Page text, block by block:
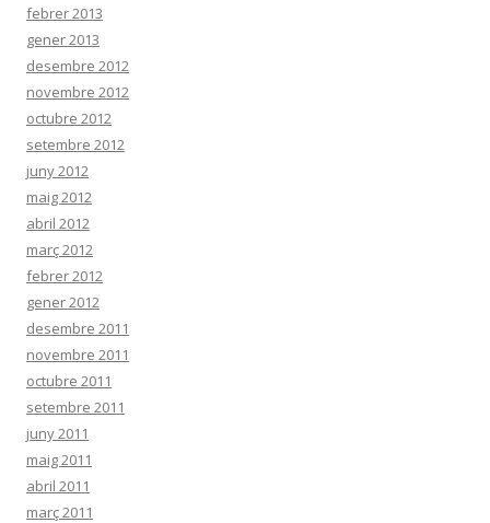
febrer 2013
gener 2013
desembre 2012
novembre 2012
octubre 2012
setembre 2012
juny 2012
maig 2012
abril 2012
març 2012
febrer 2012
gener 2012
desembre 2011
novembre 2011
octubre 2011
setembre 2011
juny 2011
maig 2011
abril 2011
març 2011